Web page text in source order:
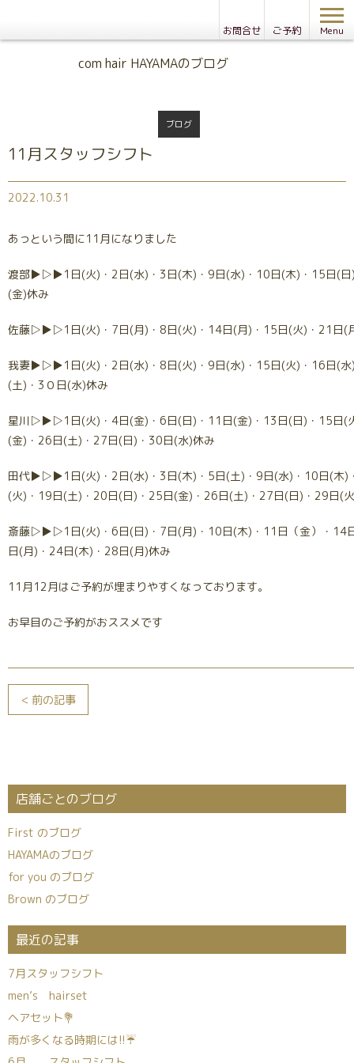
お問合せ ご予約 Menu
com hair HAYAMAのブログ
ブログ
11月スタッフシフト
2022.10.31
あっという間に11月になりました
渡部▶▷▶1日(火)・2日(水)・3日(木)・9日(水)・10日(木)・15日(
(金)休み
佐藤▷▶▷1日(火)・7日(月)・8日(火)・14日(月)・15日(火)・21日(
我妻▶▷▶1日(火)・2日(水)・8日(火)・9日(水)・15日(火)・16日(
(土)・3０日(水)休み
星川▷▶▷1日(火)・4日(金)・6日(日)・11日(金)・13日(日)・15日(
(金)・26日(土)・27日(日)・30日(水)休み
田代▶▷▶1日(火)・2日(水)・3日(木)・5日(土)・9日(水)・10日(木)
(火)・19日(土)・20日(日)・25日(金)・26日(土)・27日(日)・29日(
斎藤▷▶▷1日(火)・6日(日)・7日(月)・10日(木)・11日（金）・14
日(月)・24日(木)・28日(月)休み
11月12月はご予約が埋まりやすくなっております。
お早目のご予約がおススメです
< 前の記事
店舗ごとのブログ
First のブログ
HAYAMAのブログ
for you のブログ
Brown のブログ
最近の記事
7月スタッフシフト
men’s hairset
ヘアセット💐
雨が多くなる時期には!!☔